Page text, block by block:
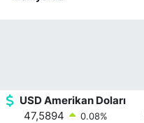
USD Amerikan Doları
47,5894
0.08%